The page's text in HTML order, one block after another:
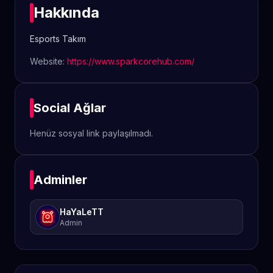
Hakkında
Esports Takım
Website: https://www.sparkcorehub.com/
Social Ağlar
Henüz sosyal link paylaşılmadı.
Adminler
HaYaLeTT
Admin